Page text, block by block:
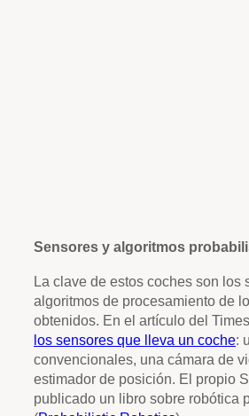
Sensores y algoritmos
La clave de estos coches son los
algoritmos de procesamiento de
obtenidos. En el artículo del
los sensores que lleva un coche:
convencionales, una cámara de
estimador de posición. El propio
publicado un libro sobre robótica